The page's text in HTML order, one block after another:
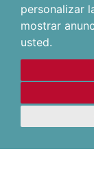
personalizar
mostrar
usted.